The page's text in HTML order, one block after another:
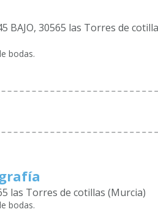
BAJO, 30565 las Torres de
bodas.
las Torres de cotillas (Murcia)
bodas.